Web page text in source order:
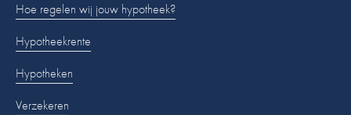
Hoe regelen wij jouw hypotheek?
Hypotheekrente
Hypotheken
Verzekeren